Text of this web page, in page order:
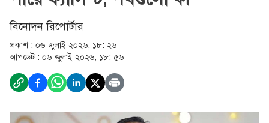
বিনোদন রিপোর্টার
প্রকাশ : ০৬ জুলাই ২০২৬, ১৮: ২৬
আপডেট : ০৬ জুলাই ২০২৬, ১৮: ৫৬